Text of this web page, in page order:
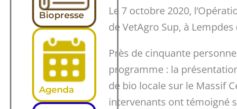
Biopresse
Agenda
Le 7 octobre 2020,
de VetAgro Sup, à
Près de cinquante
programme : la
de bio locale sur le Massif
intervenants ont témoigné